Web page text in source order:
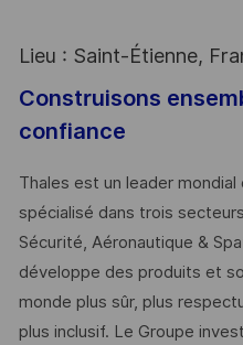
Lieu : Saint-Étienne,
Construisons
confiance
Thales est un leader
spécialisé dans trois
Sécurité, Aéronautique &
développe des produits et
monde plus sûr, plus
plus inclusif. Le Groupe